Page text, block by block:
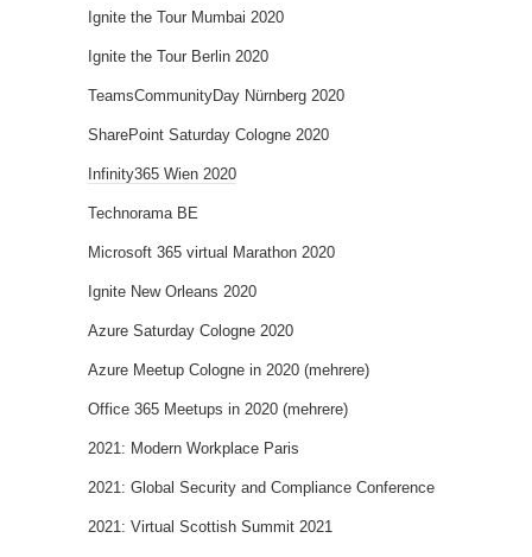
Ignite the Tour Mumbai 2020
Ignite the Tour Berlin 2020
TeamsCommunityDay Nürnberg 2020
SharePoint Saturday Cologne 2020
Infinity365 Wien 2020
Technorama BE
Microsoft 365 virtual Marathon 2020
Ignite New Orleans 2020
Azure Saturday Cologne 2020
Azure Meetup Cologne in 2020 (mehrere)
Office 365 Meetups in 2020 (mehrere)
2021: Modern Workplace Paris
2021: Global Security and Compliance Conference
2021: Virtual Scottish Summit 2021